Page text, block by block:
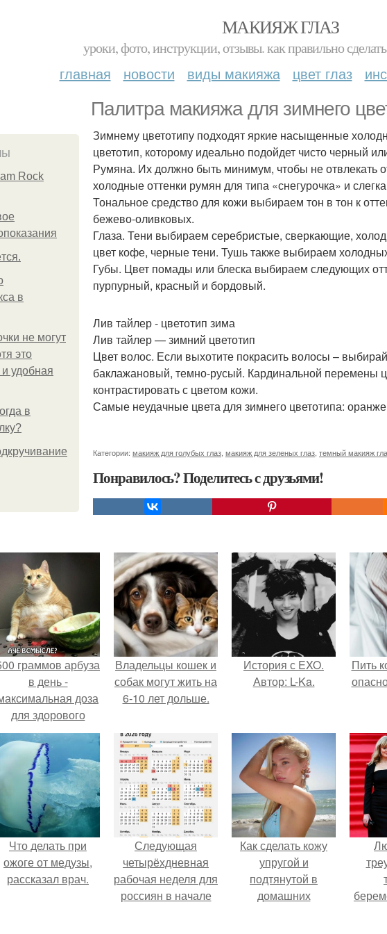
МАКИЯЖ ГЛАЗ
уроки, фото, инструкции, отзывы. как правильно
главная новости виды макияжа цвет глаз
Палитра макияжа для зимнего
Rock
в
не могут
это
удобная
в
Зимнему цветотипу подходят яркие насыщенные
цветотип, которому идеально подойдет чисто черный
Румяна. Их должно быть минимум, чтобы не отвлекать
холодные оттенки румян для типа «снегурочка» и
Тональное средство для кожи выбираем тон в тон к
бежево-оливковых.
Глаза. Тени выбираем серебристые, сверкающие,
цвет кофе, черные тени. Тушь также выбираем
Губы. Цвет помады или блеска выбираем следующих
пурпурный, красный и бордовый.
Лив тайлер - цветотип зима
Лив тайлер — зимний цветотип
Цвет волос. Если выхотите покрасить волосы –
баклажановый, темно-русый. Кардинальной перемены
контрастировать с цветом кожи.
Самые неудачные цвета для зимнего цветотипа:
Категории: макияж для голубых глаз макияж для зеленых глаз темный макияж
Понравилось? Поделитесь с друзьями!
граммов арбуза
в день -
доза
для здорового
взрослого,
предупредили
врачи.
Владельцы кошек и
собак могут жить на
6-10 лет дольше.
История с EXO.
Автор: L-Ka.
Пить
Что делать при
ожоге от медузы,
рассказал врач.
Следующая
четырёхдневная
рабочая неделя для
россиян в начале
Как сделать кожу
упругой и
подтянутой в
домашних